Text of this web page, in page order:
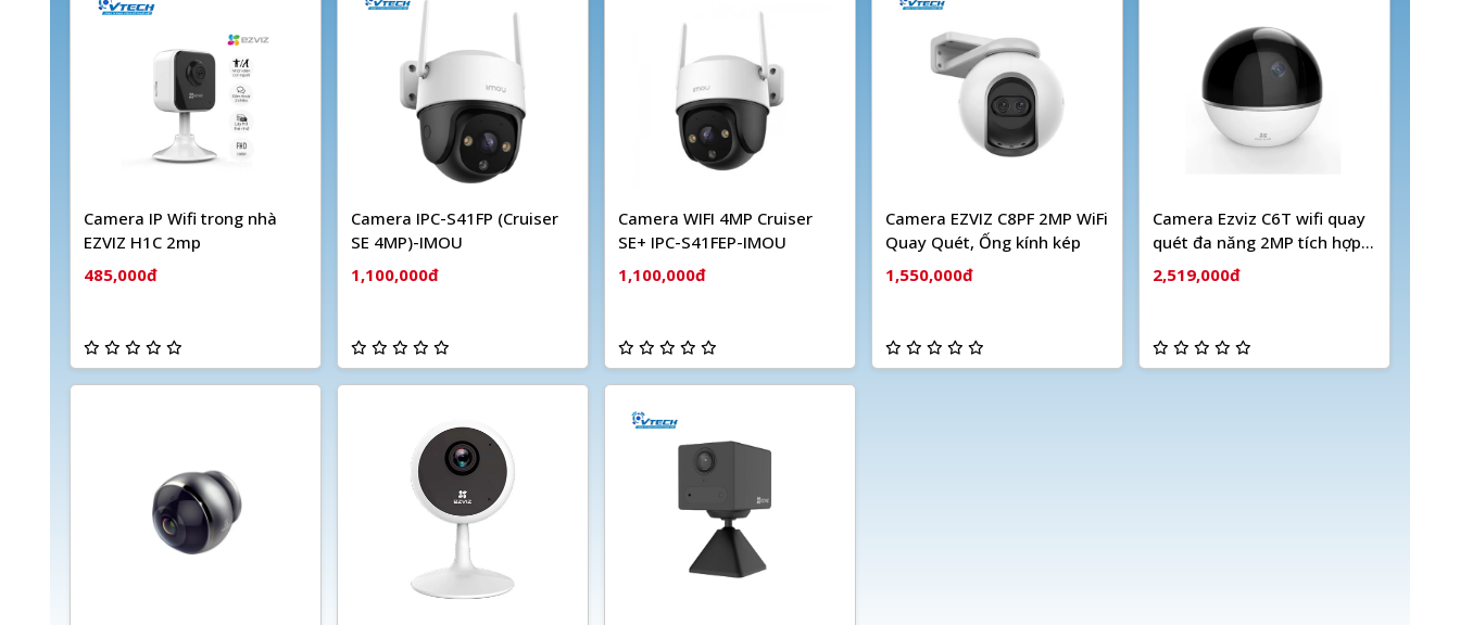
Camera IP Wifi trong nhà
EZVIZ H1C 2mp
485,000đ
Camera IPC-S41FP (Cruiser
SE 4MP)-IMOU
1,100,000đ
Camera WIFI 4MP Cruiser
SE+ IPC-S41FEP-IMOU
1,100,000đ
Camera EZVIZ C8PF 2MP WiFi
Quay Quét, Ống kính kép
1,550,000đ
Camera Ezviz C6T wifi quay
quét đa năng 2MP tích hợp
báo động
2,519,000đ